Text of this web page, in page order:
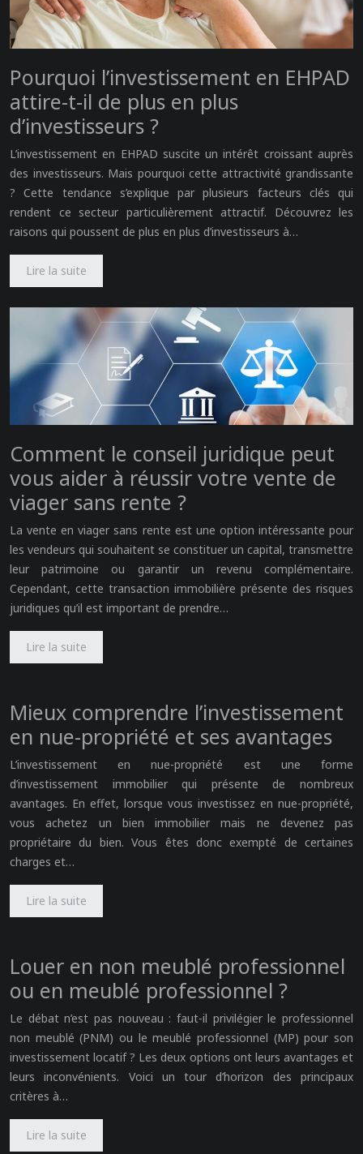
Pourquoi l’investissement en EHPAD
attire-t-il de plus en plus
d’investisseurs ?
L’investissement en EHPAD suscite un intérêt croissant auprès
des investisseurs. Mais pourquoi cette attractivité grandissante
? Cette tendance s’explique par plusieurs facteurs clés qui
rendent ce secteur particulièrement attractif. Découvrez les
raisons qui poussent de plus en plus d’investisseurs à…
Lire la suite
Comment le conseil juridique peut
vous aider à réussir votre vente de
viager sans rente ?
La vente en viager sans rente est une option intéressante pour
les vendeurs qui souhaitent se constituer un capital, transmettre
leur patrimoine ou garantir un revenu complémentaire.
Cependant, cette transaction immobilière présente des risques
juridiques qu’il est important de prendre…
Lire la suite
Mieux comprendre l’investissement
en nue-propriété et ses avantages
L’investissement en nue-propriété est une forme
d’investissement immobilier qui présente de nombreux
avantages. En effet, lorsque vous investissez en nue-propriété,
vous achetez un bien immobilier mais ne devenez pas
propriétaire du bien. Vous êtes donc exempté de certaines
charges et…
Lire la suite
Louer en non meublé professionnel
ou en meublé professionnel ?
Le débat n’est pas nouveau : faut-il privilégier le professionnel
non meublé (PNM) ou le meublé professionnel (MP) pour son
investissement locatif ? Les deux options ont leurs avantages et
leurs inconvénients. Voici un tour d’horizon des principaux
critères à…
Lire la suite